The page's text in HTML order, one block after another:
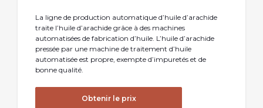
La ligne de production automatique d’huile d’arachide
traite l’huile d’arachide grâce à des machines
automatisées de fabrication d’huile. L’huile d’arachide
pressée par une machine de traitement d’huile
automatisée est propre, exempte d’impuretés et de
bonne qualité.
Obtenir le prix